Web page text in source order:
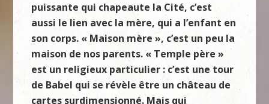
puissante qui chapeaute la Cité, c’est
aussi le lien avec la mère, qui a l’enfant en
son corps. « Maison mère », c’est un peu la
maison de nos parents. « Temple père »
est un religieux particulier : c’est une tour
de Babel qui se révèle être un château de
cartes surdimensionné. Mais qui